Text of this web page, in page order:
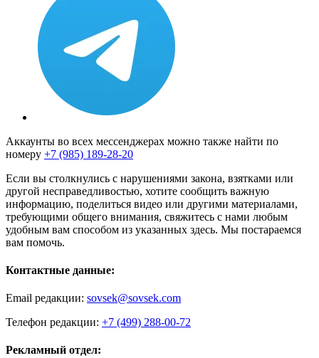
Аккаунты во всех мессенджерах можно также найти по
номеру +7 (985) 189-28-20
Если вы столкнулись с нарушениями закона, взятками или
другой несправедливостью, хотите сообщить важную
информацию, поделиться видео или другими материалами,
требующими общего внимания, свяжитесь с нами любым
удобным вам способом из указанных здесь. Мы постараемся
вам помочь.
Контактные данные:
Email редакции: sovsek@sovsek.com
Телефон редакции: +7 (499) 288-00-72
Рекламный отдел: